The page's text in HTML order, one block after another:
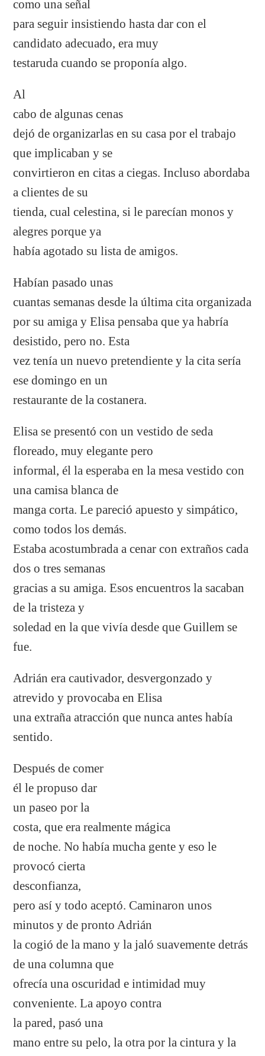
como una señal
para seguir insistiendo hasta dar con el
candidato adecuado, era muy
testaruda cuando se proponía algo.
Al
cabo de algunas cenas
dejó de organizarlas en su casa por el trabajo
que implicaban y se
convirtieron en citas a ciegas. Incluso abordaba
a clientes de su
tienda, cual celestina, si le parecían monos y
alegres porque ya
había agotado su lista de amigos.
Habían pasado unas
cuantas semanas desde la última cita organizada
por su amiga y Elisa pensaba que ya habría
desistido, pero no. Esta
vez tenía un nuevo pretendiente y la cita sería
ese domingo en un
restaurante de la costanera.
Elisa se presentó con un vestido de seda
floreado, muy elegante pero
informal, él la esperaba en la mesa vestido con
una camisa blanca de
manga corta. Le pareció apuesto y simpático,
como todos los demás.
Estaba acostumbrada a cenar con extraños cada
dos o tres semanas
gracias a su amiga. Esos encuentros la sacaban
de la tristeza y
soledad en la que vivía desde que Guillem se
fue.
Adrián era cautivador, desvergonzado y
atrevido y provocaba en Elisa
una extraña atracción que nunca antes había
sentido.
Después de comer
él le propuso dar
un paseo por la
costa, que era realmente mágica
de noche. No había mucha gente y eso le
provocó cierta
desconfianza,
pero así y todo aceptó. Caminaron unos
minutos y de pronto Adrián
la cogió de la mano y la jaló suavemente detrás
de una columna que
ofrecía una oscuridad e intimidad muy
conveniente. La apoyo contra
la pared, pasó una
mano entre su pelo, la otra por la cintura y la